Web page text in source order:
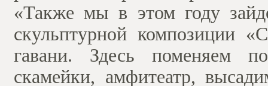
«Также мы в этом году
скульптурной композиции
гавани. Здесь поменяем
скамейки, амфитеатр,